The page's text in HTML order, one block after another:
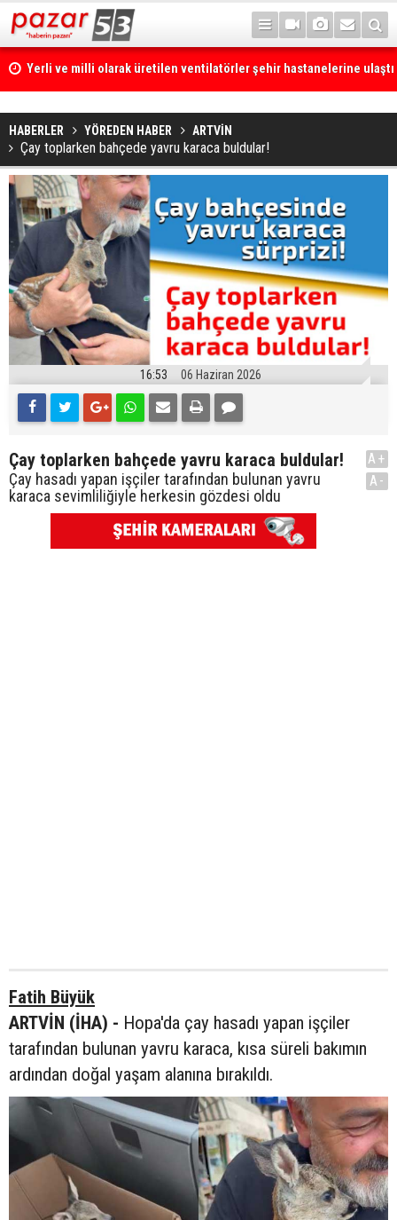
Yerli ve milli olarak üretilen ventilatörler şehir hastanelerine ulaştı
İlk sözü, "Bize her yer Trabzon" oldu!
HABERLER YÖREDEN HABER ARTVİN
Çay toplarken bahçede yavru karaca buldular!
16:53 06 Haziran 2026
Çay toplarken bahçede yavru karaca buldular!
Çay hasadı yapan işçiler tarafından bulunan yavru
karaca sevimliliğiyle herkesin gözdesi oldu
A+
A-
Fatih Büyük
ARTVİN (İHA) - Hopa'da çay hasadı yapan işçiler
tarafından bulunan yavru karaca, kısa süreli bakımın
ardından doğal yaşam alanına bırakıldı.